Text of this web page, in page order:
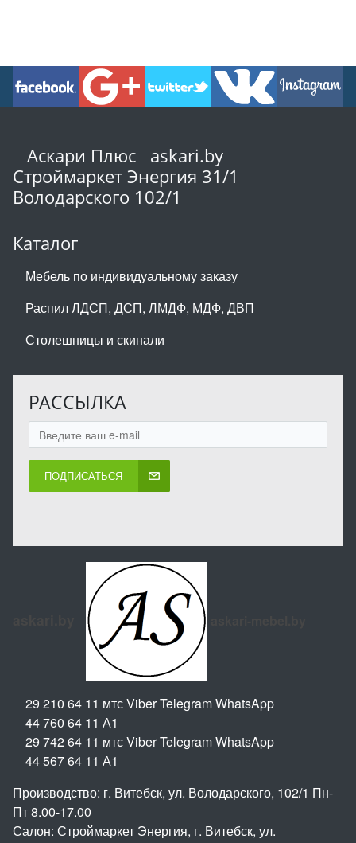
Аскари Плюс askari.by
Строймаркет Энергия 31/1
Володарского 102/1
Каталог
Мебель по индивидуальному заказу
Распил ЛДСП, ДСП, ЛМДФ, МДФ, ДВП
Столешницы и скинали
РАССЫЛКА
ПОДПИСАТЬСЯ
29 210 64 11 мтс Viber Telegram WhatsApp
44 760 64 11 А1
29 742 64 11 мтс Viber Telegram WhatsApp
44 567 64 11 А1
Производство: г. Витебск, ул. Володарского, 102/1 Пн-
Пт 8.00-17.00
Салон: Строймаркет Энергия, г. Витебск, ул.